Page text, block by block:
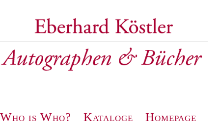
Navigation
Who is Who? Kataloge Homepage